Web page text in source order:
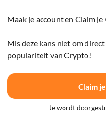
Maak je account en Claim je
Mis deze kans niet om
populariteit van Crypto!
Claim
Je wordt